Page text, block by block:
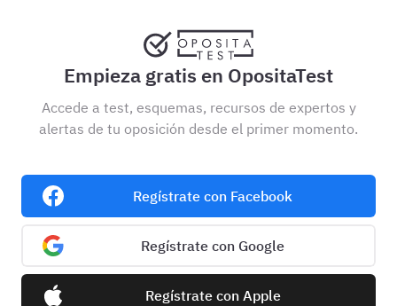
Empieza gratis en OpositaTest
Accede a test, esquemas, recursos de expertos y
alertas de tu oposición desde el primer momento.
Regístrate con Facebook
Regístrate con Google
Regístrate con Apple